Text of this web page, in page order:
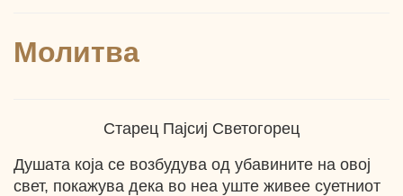
Молитва
Старец Пајсиј Светогорец
Душата која се возбудува од убавините на овој
свет, покажува дека во неа уште живее суетниот